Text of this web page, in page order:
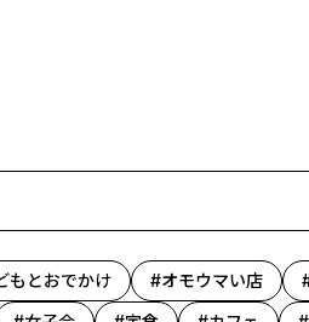
もとおでかけ オモウマい店